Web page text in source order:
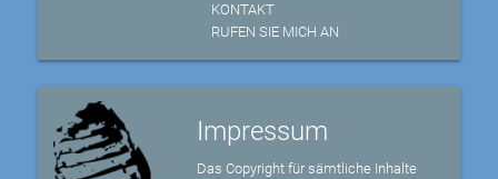
KONTAKT
RUFEN SIE MICH AN
Impressum
Das Copyright für sämtliche Inhalte